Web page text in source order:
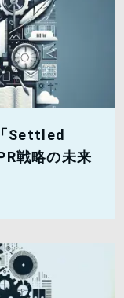
Settled
戦略の未来